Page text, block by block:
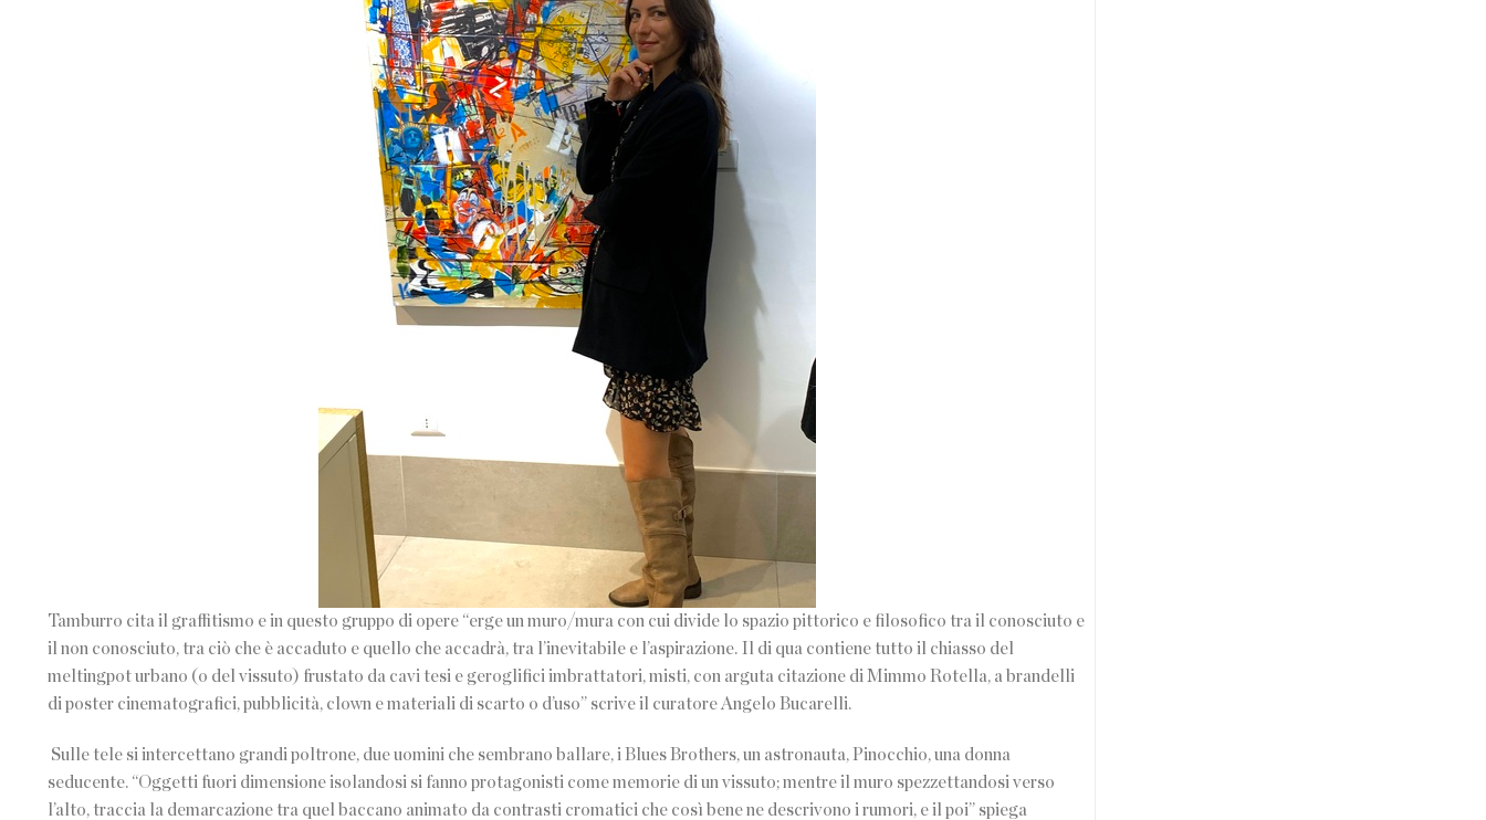
Tamburro cita il graffitismo e in questo gruppo di opere “erge un muro/mura con cui divide lo spazio pittorico e filosofico tra il conosciuto e
il non conosciuto, tra ciò che è accaduto e quello che accadrà, tra l’inevitabile e l’aspirazione. Il di qua contiene tutto il chiasso del
meltingpot urbano (o del vissuto) frustato da cavi tesi e geroglifici imbrattatori, misti, con arguta citazione di Mimmo Rotella, a brandelli
di poster cinematografici, pubblicità, clown e materiali di scarto o d’uso” scrive il curatore Angelo Bucarelli.
Sulle tele si intercettano grandi poltrone, due uomini che sembrano ballare, i Blues Brothers, un astronauta, Pinocchio, una donna
seducente. “Oggetti fuori dimensione isolandosi si fanno protagonisti come memorie di un vissuto; mentre il muro spezzettandosi verso
l’alto, traccia la demarcazione tra quel baccano animato da contrasti cromatici che così bene ne descrivono i rumori, e il poi” spiega